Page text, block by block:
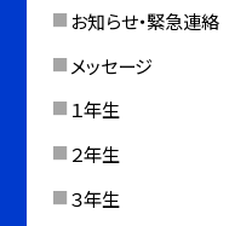
お知らせ・緊急連絡
メッセージ
１年生
２年生
３年生